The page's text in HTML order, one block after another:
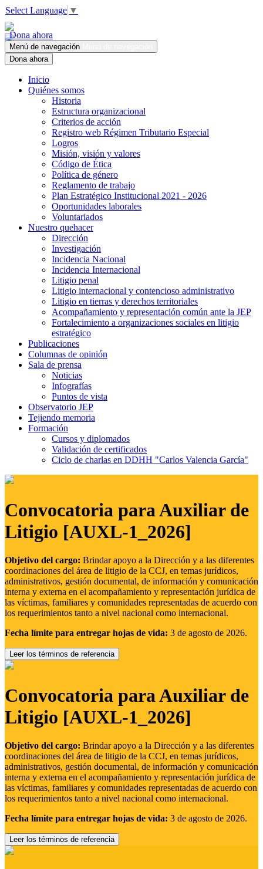
Select Language ▼
Dona ahora
Menú de navegación
Dona ahora
Inicio
Quiénes somos
Historia
Estructura organizacional
Criterios de acción
Registro web Régimen Tributario Especial
Logros
Misión, visión y valores
Código de Ética
Política de género
Reglamento de trabajo
Plan Estratégico Institucional 2021 - 2026
Oportunidades laborales
Voluntariados
Nuestro quehacer
Dirección
Investigación
Incidencia Nacional
Incidencia Internacional
Litigio penal
Litigio internacional y contencioso administrativo
Litigio en tierras y derechos territoriales
Acompañamiento y representación común ante la JEP
Fortalecimiento a organizaciones sociales en litigio
estratégico
Publicaciones
Columnas de opinión
Sala de prensa
Noticias
Infografías
Puntos de vista
Observatorio JEP
Tejiendo memoria
Formación
Cursos y diplomados
Validación de certificados
Ciclo de charlas en DDHH "Carlos Valencia García"
Convocatoria para Auxiliar de
Litigio [AUXL-1_2026]
Objetivo del cargo: Brindar apoyo a la Dirección y a las diferentes
coordinaciones del área de litigio de la CCJ, en temas jurídicos,
administrativos, gestión documental, de información y comunicación
interna y externa en el acompañamiento y representación jurídica de
las víctimas, familiares y comunidades representadas de acuerdo con
los requerimientos tanto a nivel nacional como internacional.
Fecha límite para entregar hojas de vida: 3 de agosto de 2026.
Leer los términos de referencia
Convocatoria para Auxiliar de
Litigio [AUXL-1_2026]
Objetivo del cargo: Brindar apoyo a la Dirección y a las diferentes
coordinaciones del área de litigio de la CCJ, en temas jurídicos,
administrativos, gestión documental, de información y comunicación
interna y externa en el acompañamiento y representación jurídica de
las víctimas, familiares y comunidades representadas de acuerdo con
los requerimientos tanto a nivel nacional como internacional.
Fecha límite para entregar hojas de vida: 3 de agosto de 2026.
Leer los términos de referencia